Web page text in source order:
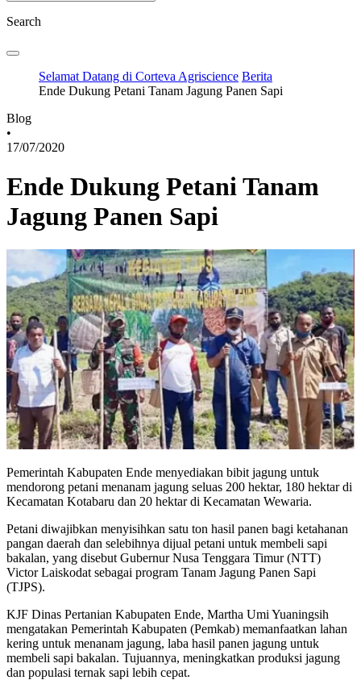
Search
Selamat Datang di Corteva Agriscience Berita
Ende Dukung Petani Tanam Jagung Panen Sapi
Blog
•
17/07/2020
Ende Dukung Petani Tanam
Jagung Panen Sapi
Pemerintah Kabupaten Ende menyediakan bibit jagung untuk
mendorong petani menanam jagung seluas 200 hektar, 180 hektar di
Kecamatan Kotabaru dan 20 hektar di Kecamatan Wewaria.
Petani diwajibkan menyisihkan satu ton hasil panen bagi ketahanan
pangan daerah dan selebihnya dijual petani untuk membeli sapi
bakalan, yang disebut Gubernur Nusa Tenggara Timur (NTT)
Victor Laiskodat sebagai program Tanam Jagung Panen Sapi
(TJPS).
KJF Dinas Pertanian Kabupaten Ende, Martha Umi Yuaningsih
mengatakan Pemerintah Kabupaten (Pemkab) memanfaatkan lahan
kering untuk menanam jagung, laba hasil panen jagung untuk
membeli sapi bakalan. Tujuannya, meningkatkan produksi jagung
dan populasi ternak sapi lebih cepat.